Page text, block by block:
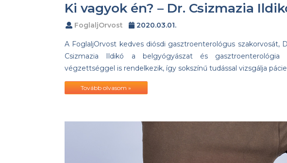
Ki vagyok én? – Dr. Csizmazia
FoglaljOrvost 2020.03.01.
A FoglaljOrvost kedves diósdi gasztroenterológus szakorvosát,
Csizmazia Ildikó a belgyógyászat és gasztroenterológia
végzettséggel is rendelkezik, így sokszínű tudással vizsgálja
Tovább olvasom »